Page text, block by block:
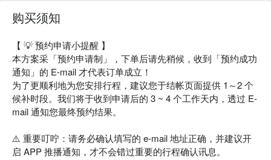
购买须知
【 💡 预约申请小提醒 】
本方案采「预约申请制」，下单后请先稍候，收到「预约成功
通知」的 E-mail 才代表订单成立！
为了更顺利地为您安排行程，建议您于结帐页面提供 1～2 个
候补时段。我们将于收到申请后的 3 ~ 4 个工作天内，透过 E-
mail 通知您最终预约结果。
⚠️ 重要叮咛：请务必确认填写的 e-mail 地址正确，并建议开
启 APP 推播通知，才不会错过重要的行程确认讯息。